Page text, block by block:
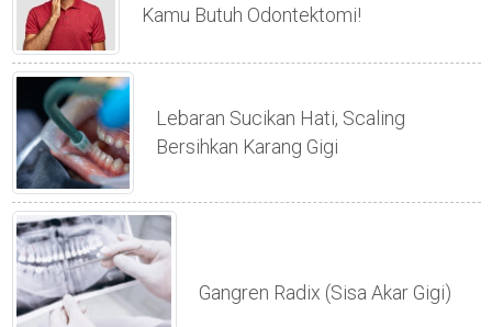
Kamu Butuh Odontektomi!
Lebaran Sucikan Hati, Scaling
Bersihkan Karang Gigi
Gangren Radix (sisa Akar Gigi)